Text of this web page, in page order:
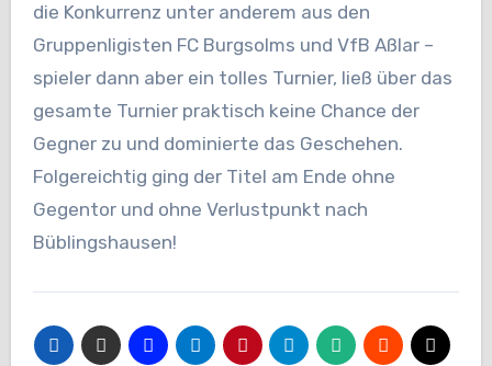
die Konkurrenz unter anderem aus den
Gruppenligisten FC Burgsolms und VfB Aßlar –
spieler dann aber ein tolles Turnier, ließ über das
gesamte Turnier praktisch keine Chance der
Gegner zu und dominierte das Geschehen.
Folgereichtig ging der Titel am Ende ohne
Gegentor und ohne Verlustpunkt nach
Büblingshausen!